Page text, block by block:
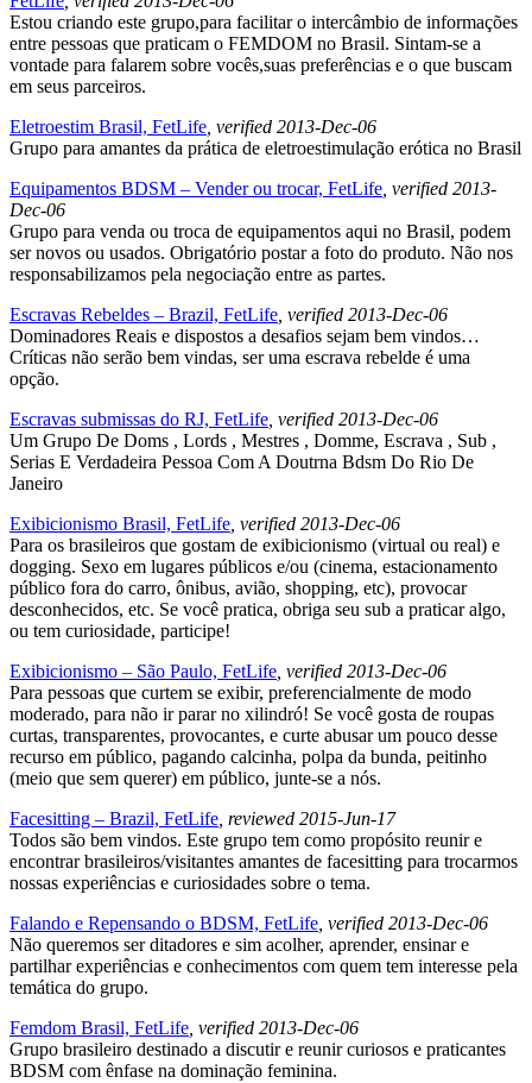
Estou criando este grupo,para facilitar o intercâmbio de informações
entre pessoas que praticam o FEMDOM no Brasil. Sintam-se a
vontade para falarem sobre vocês,suas preferências e o que buscam
em seus parceiros.
Eletroestim Brasil, FetLife , verified 2013-Dec-06
Grupo para amantes da prática de eletroestimulação erótica no Brasil
Equipamentos BDSM – Vender ou trocar, FetLife , verified 2013-
Dec-06
Grupo para venda ou troca de equipamentos aqui no Brasil, podem
ser novos ou usados. Obrigatório postar a foto do produto. Não nos
responsabilizamos pela negociação entre as partes.
Escravas Rebeldes – Brazil, FetLife , verified 2013-Dec-06
Dominadores Reais e dispostos a desafios sejam bem vindos…
Críticas não serão bem vindas, ser uma escrava rebelde é uma
opção.
Escravas submissas do RJ, FetLife , verified 2013-Dec-06
Um Grupo De Doms , Lords , Mestres , Domme, Escrava , Sub ,
Serias E Verdadeira Pessoa Com A Doutrna Bdsm Do Rio De
Janeiro
Exibicionismo Brasil, FetLife , verified 2013-Dec-06
Para os brasileiros que gostam de exibicionismo (virtual ou real) e
dogging. Sexo em lugares públicos e/ou (cinema, estacionamento
público fora do carro, ônibus, avião, shopping, etc), provocar
desconhecidos, etc. Se você pratica, obriga seu sub a praticar algo,
ou tem curiosidade, participe!
Exibicionismo – São Paulo, FetLife , verified 2013-Dec-06
Para pessoas que curtem se exibir, preferencialmente de modo
moderado, para não ir parar no xilindró! Se você gosta de roupas
curtas, transparentes, provocantes, e curte abusar um pouco desse
recurso em público, pagando calcinha, polpa da bunda, peitinho
(meio que sem querer) em público, junte-se a nós.
Facesitting – Brazil, FetLife , reviewed 2015-Jun-17
Todos são bem vindos. Este grupo tem como propósito reunir e
encontrar brasileiros/visitantes amantes de facesitting para trocarmos
nossas experiências e curiosidades sobre o tema.
Falando e Repensando o BDSM, FetLife , verified 2013-Dec-06
Não queremos ser ditadores e sim acolher, aprender, ensinar e
partilhar experiências e conhecimentos com quem tem interesse pela
temática do grupo.
Femdom Brasil, FetLife , verified 2013-Dec-06
Grupo brasileiro destinado a discutir e reunir curiosos e praticantes
BDSM com ênfase na dominação feminina.